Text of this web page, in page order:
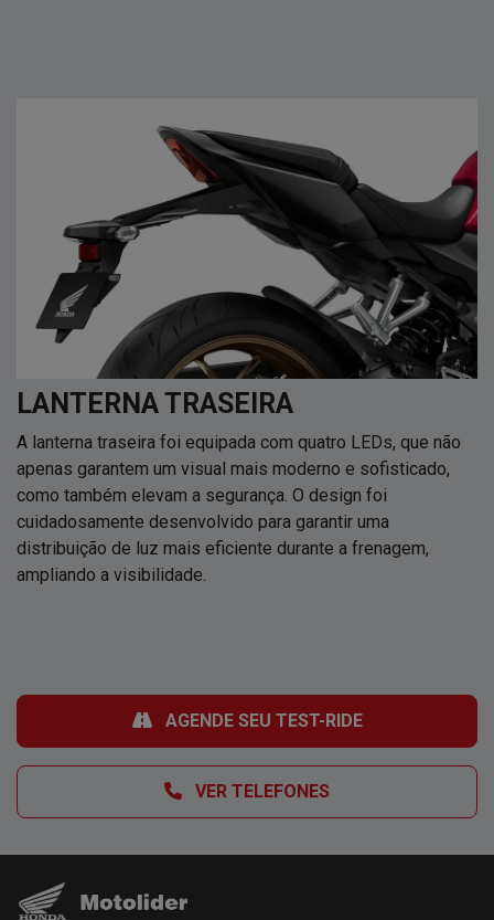
LANTERNA TRASEIRA
A lanterna traseira foi equipada com quatro LEDs, que não
apenas garantem um visual mais moderno e sofisticado,
como também elevam a segurança. O design foi
cuidadosamente desenvolvido para garantir uma
distribuição de luz mais eficiente durante a frenagem,
ampliando a visibilidade.
VER TELEFONES
AGENDE SEU TEST-RIDE